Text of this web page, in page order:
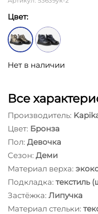
Цвет:
Нет в наличии
Все
Производитель:
Цвет: Бронза
Пол: Девочка
Сезон: Деми
Материал верха:
Подкладка: текстиль
Застёжка: Липучка
Материал стельки: